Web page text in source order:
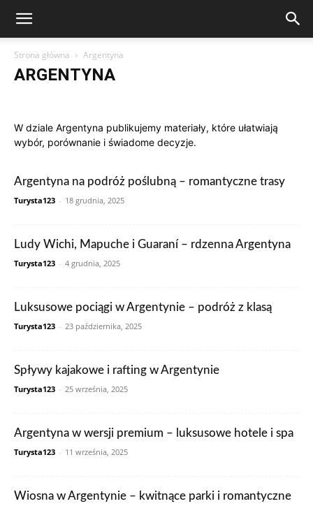
Strona główna Argentyna
ARGENTYNA
Francja
Grecja Gwatemala Hiszpania Holandia
Hongkong
Indie
Indonezja Irlandia Japonia Kanada
Rosja
RPA Rumunia Singapur
Stany Zjednoczone
Szwajcaria
Szwecja Tajlandia
W dziale Argentyna publikujemy materiały, które ułatwiają
wybór, porównanie i świadome decyzje.
Argentyna na podróż poślubną – romantyczne trasy
Turysta123 - 18 grudnia, 2025
Ludy Wichi, Mapuche i Guaraní – rdzenna Argentyna
Turysta123 - 4 grudnia, 2025
Luksusowe pociągi w Argentynie – podróż z klasą
Turysta123 - 23 października, 2025
Spływy kajakowe i rafting w Argentynie
Turysta123 - 25 września, 2025
Argentyna w wersji premium – luksusowe hotele i spa
Turysta123 - 11 września, 2025
Wiosna w Argentynie – kwitnące parki i romantyczne